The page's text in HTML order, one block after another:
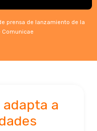
prensa de lanzamiento de la
Comunicae
a